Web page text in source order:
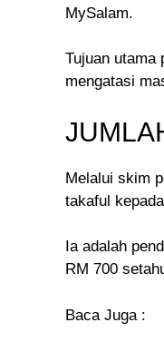
MySalam.
Tujuan utama
mengatasi
Melalui skim
takaful
Ia adalah
RM 700
Baca Juga :